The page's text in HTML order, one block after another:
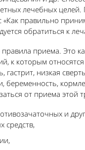
лечебных целей.
«Как правильно
обратиться к
приема. Это
к которым
гастрит, низкая
беременность,
от приема этой
и
средств,